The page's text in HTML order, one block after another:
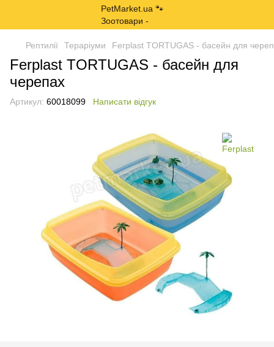
Рептилії Тераріуми Ferplast TORTUGAS - басейн для
Ferplast TORTUGAS - басейн для
черепах
Артикул: 60018099 Написати відгук